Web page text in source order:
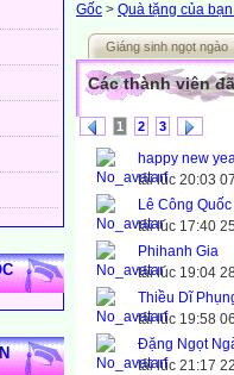
Gốc > Quà tặng của
Giáng sinh ngọt ngào
Các thành viên
1 2 3
happy new
tải lúc 20:03
Lê Công
tải lúc 17:40
Phihanh Gia
tải lúc 19:04
Thiều Dĩ
tải lúc 19:58
Đặng Ngọt
tải lúc 21:17